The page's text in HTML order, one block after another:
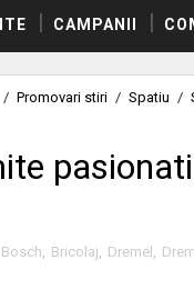
CAMPANII
/ Promovari stiri / Spatiu /
Bosch, Bricolaj, Dremel ,